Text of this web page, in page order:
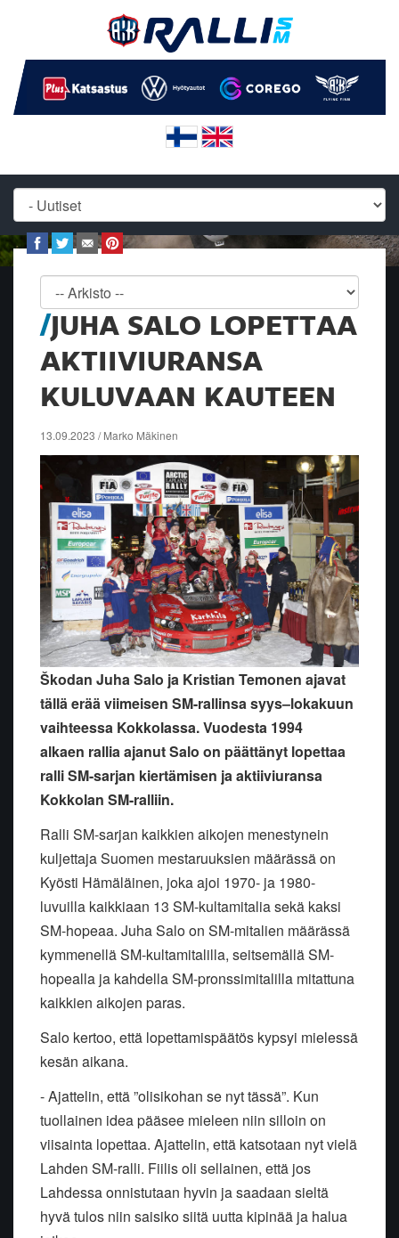
JUHA SALO LOPETTAA
AKTIIVIURANSA
KULUVAAN KAUTEEN
13.09.2023 / Marko Mäkinen
Škodan Juha Salo ja Kristian Temonen ajavat
tällä erää viimeisen SM-rallinsa syys–lokakuun
vaihteessa Kokkolassa. Vuodesta 1994
alkaen rallia ajanut Salo on päättänyt lopettaa
ralli SM-sarjan kiertämisen ja aktiiviuransa
Kokkolan SM-ralliin.
Ralli SM-sarjan kaikkien aikojen menestynein
kuljettaja Suomen mestaruuksien määrässä on
Kyösti Hämäläinen, joka ajoi 1970- ja 1980-
luvuilla kaikkiaan 13 SM-kultamitalia sekä kaksi
SM-hopeaa. JuhaSalo on SM-mitalien määrässä
kymmenellä SM-kultamitalilla, seitsemälläSM-
hopealla ja kahdella SM-pronssimitalilla mitattuna
kaikkien aikojen paras.
Salo kertoo, että lopettamispäätös kypsyi mielessä
kesän aikana.
- Ajattelin, että ”olisikohan se nyt tässä”. Kun
tuollainen idea pääsee mieleen niin silloin on
viisainta lopettaa. Ajattelin, että katsotaan nyt vielä
Lahden SM-ralli. Fiilis oli sellainen, että jos
Lahdessaonnistutaan hyvin ja saadaan sieltä
hyvä tulos niin saisiko siitä uutta kipinää ja halua